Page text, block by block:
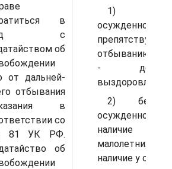
в
с
об
от дальней­
отбывания
в
со
81 УК РФ.
об
1)
осужденного,
отбыванию
- до
выздоровления;
2)
наличие
малолетних
наличие у